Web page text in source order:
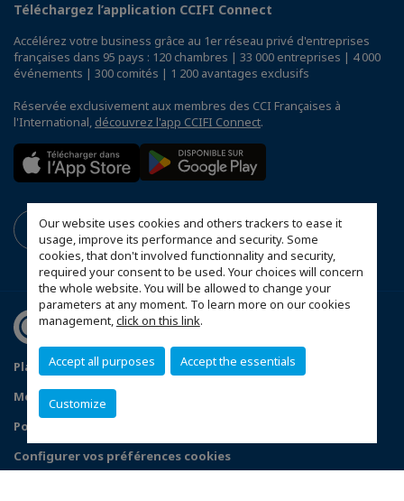
Our website uses cookies and others trackers to ease it
usage, improve its performance and security. Some
cookies, that don't involved functionnality and security,
required your consent to be used. Your choices will concern
the whole website. You will be allowed to change your
parameters at any moment. To learn more on our cookies
management,click on this link.
Accept all purposes Accept the essentials
Customize
Téléchargez l’application CCIFI Connect
Accélérez votre business grâce au 1er réseau privé d'entreprises
françaises dans 95 pays : 120 chambres | 33 000 entreprises | 4 000
événements | 300 comités | 1 200 avantages exclusifs
Réservée exclusivement aux membres des CCI Françaises à
l'International, découvrez l'app CCIFI Connect.
Plan du site
Conditions générales de vente
Mentions légales
Politique de protection des données personnelles
Configurer vos préférences cookies